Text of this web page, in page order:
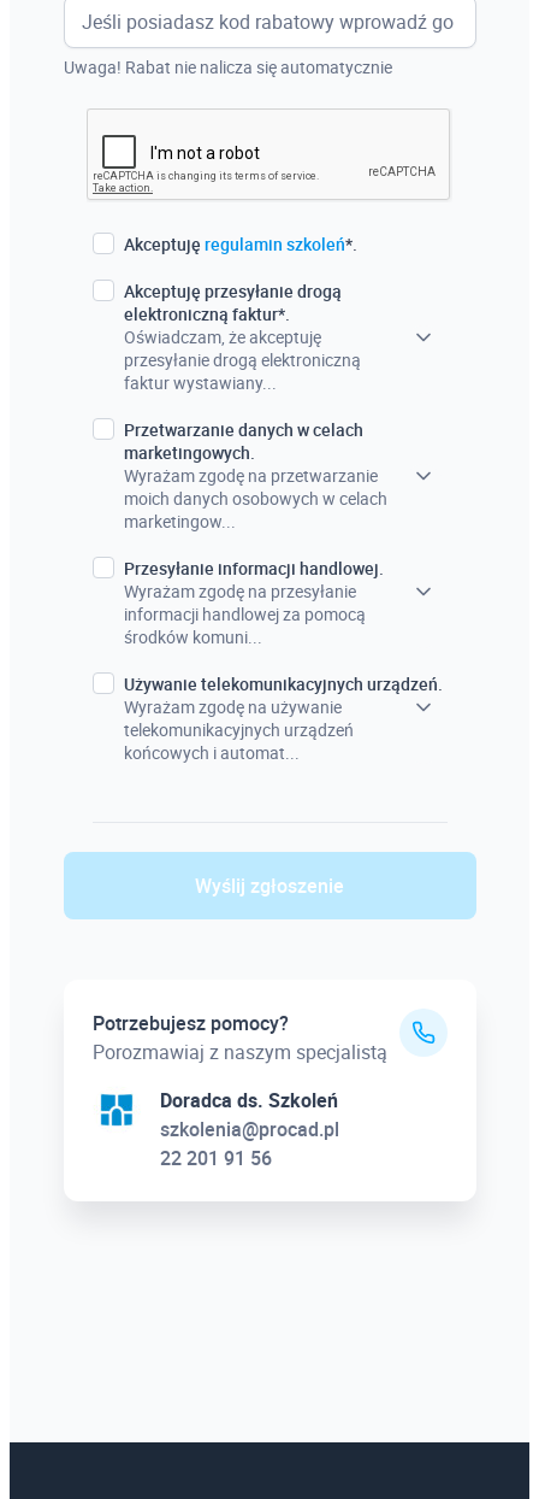
Uwaga! Rabat nie nalicza się automatycznie
Akceptuję regulamin szkoleń*.
Akceptuję przesyłanie drogą
elektroniczną faktur*.
Oświadczam, że akceptuję
przesyłanie drogą elektroniczną
faktur wystawiany...
Przetwarzanie danych w celach
marketingowych.
Wyrażam zgodę na przetwarzanie
moich danych osobowych w celach
marketingow...
Przesyłanie informacji handlowej.
Wyrażam zgodę na przesyłanie
informacji handlowej za pomocą
środków komuni...
Używanie telekomunikacyjnych urządzeń.
Wyrażam zgodę na używanie
telekomunikacyjnych urządzeń
końcowych i automat...
Wyślij zgłoszenie
Potrzebujesz pomocy?
Porozmawiaj z naszym specjalistą
Doradca ds. Szkoleń
szkolenia@procad.pl
22 201 91 56
Francja
Szwecja
Holandia
Czechy